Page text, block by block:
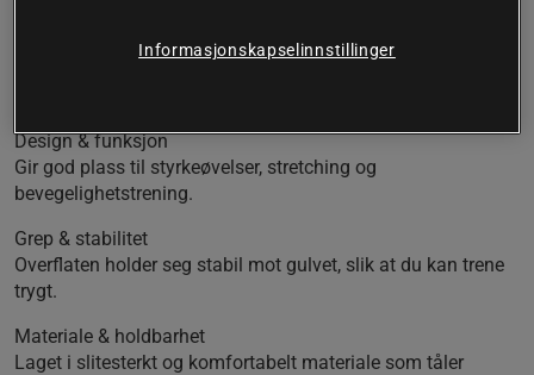
Balansert støtte og demping
Design & funksjon
Gir god plass til styrkeøvelser, stretching og
bevegelighetstrening.
Grep & stabilitet
Overflaten holder seg stabil mot gulvet, slik at du kan trene
trygt.
Materiale & holdbarhet
Laget i slitesterkt og komfortabelt materiale som tåler
Informasjonskapselinnstillinger